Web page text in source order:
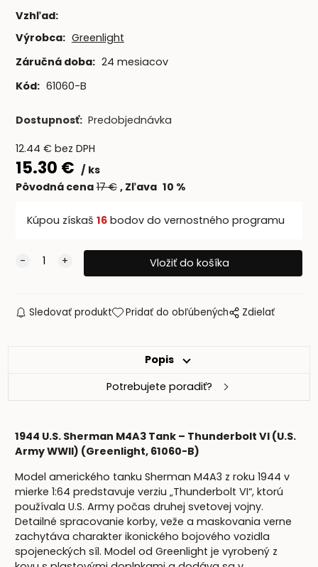
Vzhľad:
Výrobca: Greenlight
Záručná doba: 24 mesiacov
Kód: 61060-B
Dostupnosť: Predobjednávka
12.44 € bez DPH
15.30 €
ks
Pôvodná cena 17€ Zľava 10 %
Kúpou získaš 16bodov do vernostného programu
Sledovať produkt Pridať do obľúbených Zdielať
Popis
Potrebujete poradiť?
1944 U.S. Sherman M4A3 Tank – Thunderbolt VI (U.S.
Army WWII) (Greenlight, 61060-B)
Model amerického tanku Sherman M4A3 z roku 1944 v
mierke 1:64 predstavuje verziu „Thunderbolt VI“, ktorú
používala U.S. Army počas druhej svetovej vojny.
Detailné spracovanie korby, veže a maskovania verne
zachytáva charakter ikonického bojového vozidla
spojeneckých síl. Model od Greenlight je vyrobený z